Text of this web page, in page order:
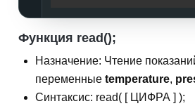
Функция read();
Назначение: Чтение
переменные temperature,
Синтаксис: read( [ ЦИФРА ] );